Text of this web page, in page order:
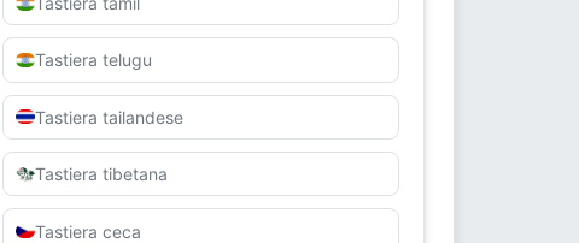
Tastiera telugu
Tastiera tailandese
Tastiera tibetana
Tastiera ceca